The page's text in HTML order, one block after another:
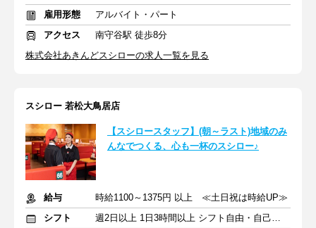
雇用形態
アルバイト・パート
アクセス
南守谷駅 徒歩8分
株式会社あきんどスシローの求人一覧を見る
スシロー 若松大鳥居店
【スシロースタッフ】(朝～ラスト)地域のみ
んなでつくる、心も一杯のスシロー♪
給与
時給1100～1375円 以上 ≪土日祝は時給UP≫
シフト
週2日以上 1日3時間以上 シフト自由・自己申告